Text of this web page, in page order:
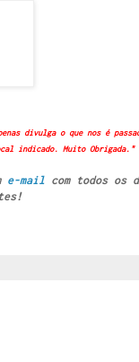
divulga o que nos é
indicado. Muito Obrigada."
e-mailcom todos os